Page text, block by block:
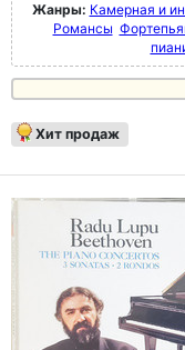
Жанры: Камерная и
Романсы
Хит продаж